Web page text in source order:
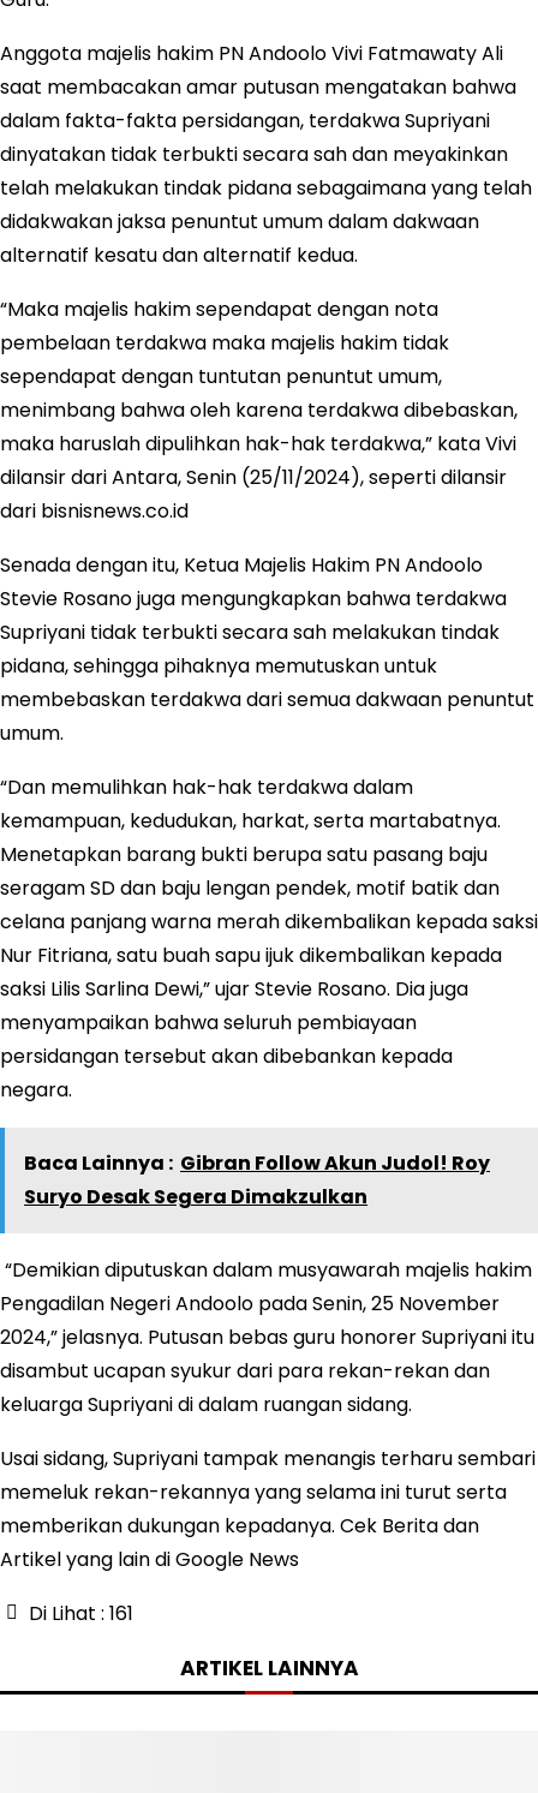
Anggota majelis hakim PN Andoolo Vivi Fatmawaty Ali
saat membacakan amar putusan mengatakan bahwa
dalam fakta-fakta persidangan, terdakwa Supriyani
dinyatakan tidak terbukti secara sah dan meyakinkan
telah melakukan tindak pidana sebagaimana yang telah
didakwakan jaksa penuntut umum dalam dakwaan
alternatif kesatu dan alternatif kedua.
“Maka majelis hakim sependapat dengan nota
pembelaan terdakwa maka majelis hakim tidak
sependapat dengan tuntutan penuntut umum,
menimbang bahwa oleh karena terdakwa dibebaskan,
maka haruslah dipulihkan hak-hak terdakwa,” kata Vivi
dilansir dari Antara, Senin (25/11/2024), seperti dilansir
dari bisnisnews.co.id
Senada dengan itu, Ketua Majelis Hakim PN Andoolo
Stevie Rosano juga mengungkapkan bahwa terdakwa
Supriyani tidak terbukti secara sah melakukan tindak
pidana, sehingga pihaknya memutuskan untuk
membebaskan terdakwa dari semua dakwaan penuntut
umum.
“Dan memulihkan hak-hak terdakwa dalam
kemampuan, kedudukan, harkat, serta martabatnya.
Menetapkan barang bukti berupa satu pasang baju
seragam SD dan baju lengan pendek, motif batik dan
celana panjang warna merah dikembalikan kepada saksi
Nur Fitriana, satu buah sapu ijuk dikembalikan kepada
saksi Lilis Sarlina Dewi,” ujar Stevie Rosano. Dia juga
menyampaikan bahwa seluruh pembiayaan
persidangan tersebut akan dibebankan kepada
negara.
Baca Lainnya : Gibran Follow Akun Judol! Roy
Suryo Desak Segera Dimakzulkan
“Demikian diputuskan dalam musyawarah majelis hakim
Pengadilan Negeri Andoolo pada Senin, 25 November
2024,” jelasnya. Putusan bebas guru honorer Supriyani itu
disambut ucapan syukur dari para rekan-rekan dan
keluarga Supriyani di dalam ruangan sidang.
Usai sidang, Supriyani tampak menangis terharu sembari
memeluk rekan-rekannya yang selama ini turut serta
memberikan dukungan kepadanya. Cek Berita dan
Artikel yang lain di Google News
Di Lihat : 161
ARTIKEL LAINNYA